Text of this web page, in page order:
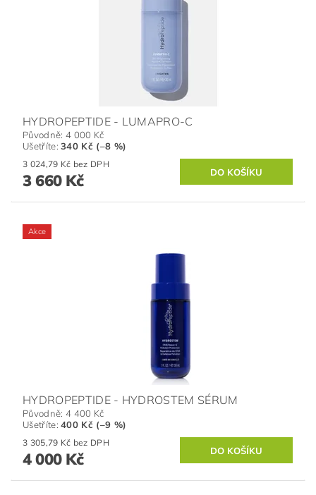
HYDROPEPTIDE - LUMAPRO-C
Původně: 4 000 Kč
Ušetříte:340 Kč (–8 %)
3 024,79 Kč bez DPH
3 660 Kč
Akce
HYDROPEPTIDE - HYDROSTEM SÉRUM
Původně: 4 400 Kč
Ušetříte:400 Kč (–9 %)
3 305,79 Kč bez DPH
4 000 Kč